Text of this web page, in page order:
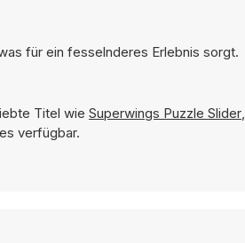
für ein fesselnderes Erlebnis sorgt.
Titel wie Superwings Puzzle Slider,
verfügbar.